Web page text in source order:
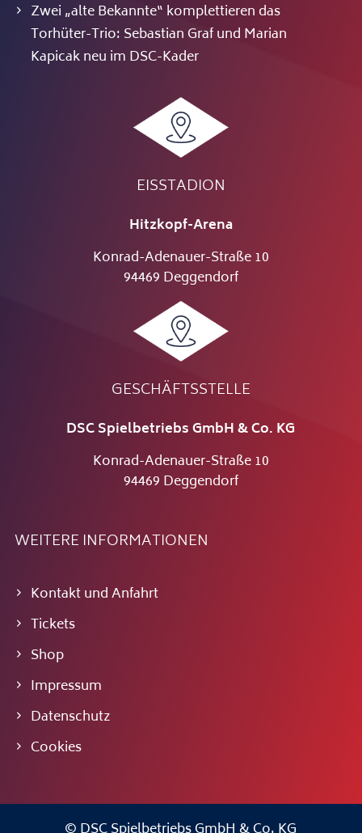
Zwei „alte Bekannte“ komplettieren das
Torhüter-Trio: Sebastian Graf und Marian
Kapicak neu im DSC-Kader
EISSTADION
Hitzkopf-Arena
Konrad-Adenauer-Straße 10
94469 Deggendorf
GESCHÄFTSSTELLE
DSC Spielbetriebs GmbH & Co. KG
Konrad-Adenauer-Straße 10
94469 Deggendorf
WEITERE INFORMATIONEN
Kontakt und Anfahrt
Tickets
Shop
Impressum
Datenschutz
Cookies